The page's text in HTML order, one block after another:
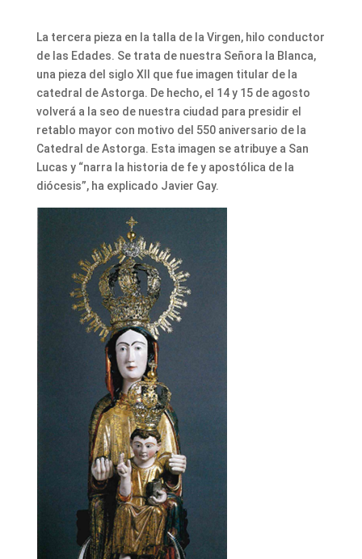
La tercera pieza en la talla de la Virgen, hilo conductor
de las Edades. Se trata de nuestra Señora la Blanca,
una pieza del siglo XII que fue imagen titular de la
catedral de Astorga. De hecho, el 14 y 15 de agosto
volverá a la seo de nuestra ciudad para presidir el
retablo mayor con motivo del 550 aniversario de la
Catedral de Astorga. Esta imagen se atribuye a San
Lucas y “narra la historia de fe y apostólica de la
diócesis”, ha explicado Javier Gay.